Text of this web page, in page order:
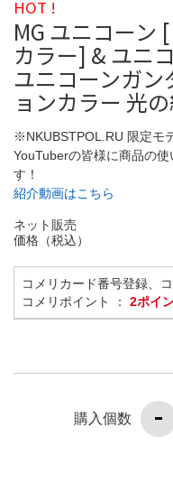
HOT !
MG ユニコーン
カラー] & ユニ
ユニコーンガ
ョンカラー 光
※NKUBSTPOL.RU 限定モ
YouTuberの皆様に商品の
す！
紹介動画はこちら
ネット販売
価格（税込）
コメリカード番号登録、
コメリポイント ： 2ポイ
購入個数